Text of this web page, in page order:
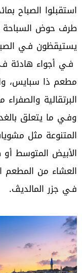
استقبلوا الصباح
طرف حوض السباحة
يستيقظون فـي
فـي أجواء هادئة
مطعم ذا سبايس،
البرتقالية
وفـي ما يتعلق
المتنوعة مثل
الأبيض المتوسط أو
العشاء من المطعم
فـي جزر المالديڤ.